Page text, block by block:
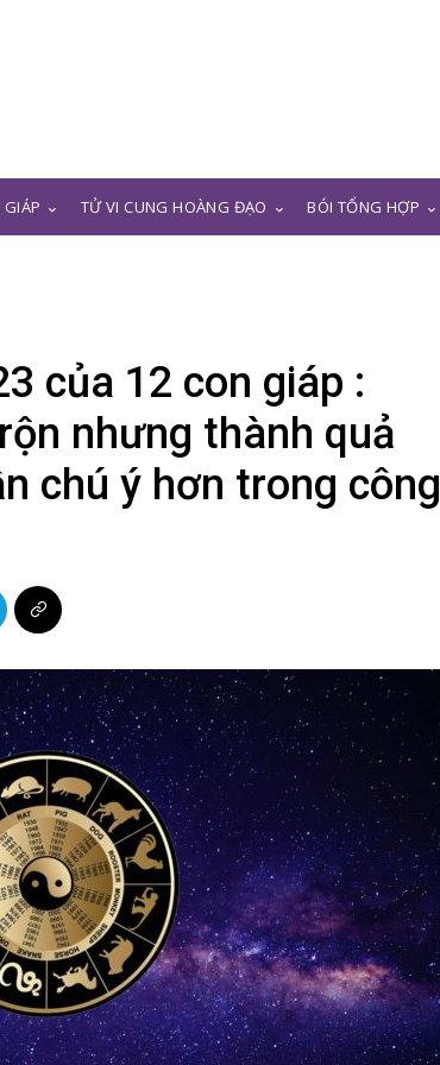
TỬ VI CUNG HOÀNG ĐẠO BÓI TỔNG HỢP
của 12 con giáp :
nhưng thành quả
chú ý hơn trong công